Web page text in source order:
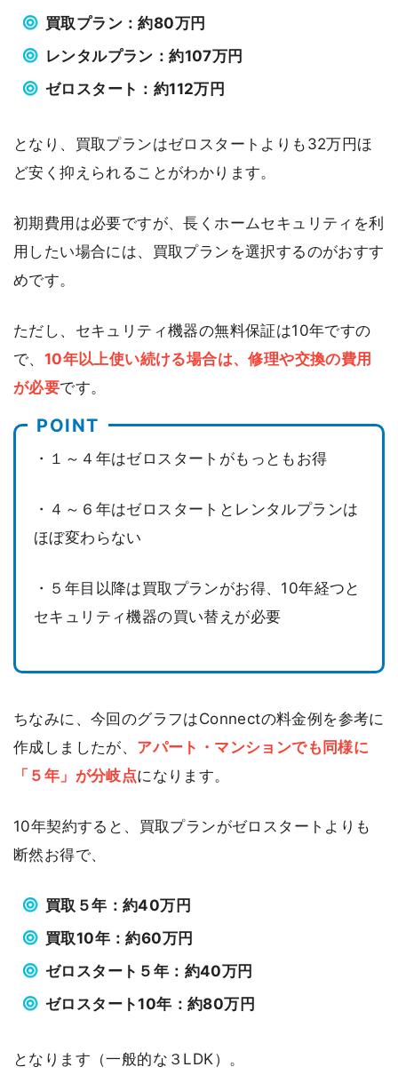
買取プラン：約80万円
レンタルプラン：約107万円
ゼロスタート：約112万円
となり、買取プランはゼロスタートよりも32万円ほ
ど安く抑えられることがわかります。
初期費用は必要ですが、長くホームセキュリティを利
用したい場合には、買取プランを選択するのがおすす
めです。
ただし、セキュリティ機器の無料保証は10年ですの
で、 10年以上使い続ける場合は、修理や交換の費用
が必要です。
・１～４年はゼロスタートがもっともお得
・４～６年はゼロスタートとレンタルプランは
ほぼ変わらない
・５年目以降は買取プランがお得、10年経つと
セキュリティ機器の買い替えが必要
ちなみに、今回のグラフはConnectの料金例を参考に
作成しましたが、 アパート・マンションでも同様に
「５年」が分岐点になります。
10年契約すると、買取プランがゼロスタートよりも
断然お得で、
買取５年：約40万円
買取10年：約60万円
ゼロスタート５年：約40万円
ゼロスタート10年：約80万円
となります（一般的な３LDK）。